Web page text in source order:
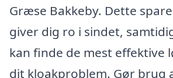
Græse Bakkeby. Dette
giver dig ro i sindet,
kan finde de mest effektive
dit kloakproblem. Gør brug